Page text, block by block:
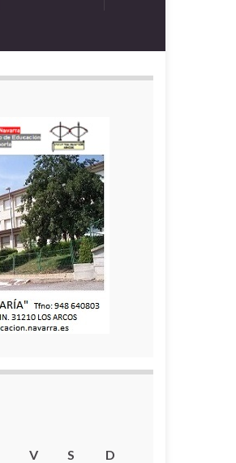
V S
D